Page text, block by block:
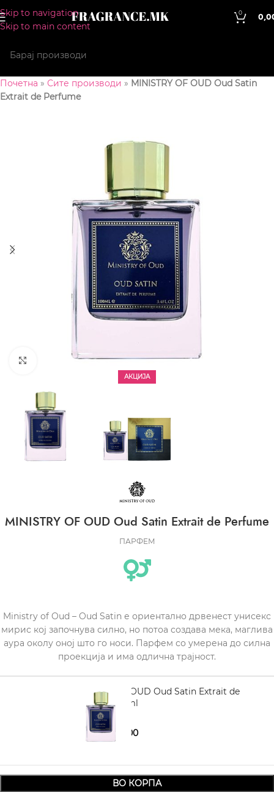
Skip to navigation
Skip to main content
0
Почетна » Сите производи » MINISTRY OF OUD Oud Satin
Extrait de Perfume
АКЦИЈА
CLICK TO ENLARGE
MINISTRY OF OUD Oud Satin Extrait de Perfume
ПАРФЕМ
Ministry of Oud – Oud Satin е ориентално дрвенест унисекс
мирис кој започнува силно, но потоа создава мека, маглива
аура околу оној што го носи. Парфем со умерена до силна
проекција и има одлична трајност.
MINISTRY OF OUD Oud Satin Extrait de
Perfume 100 ml
2.190,001.470,00
ВО КОРПА